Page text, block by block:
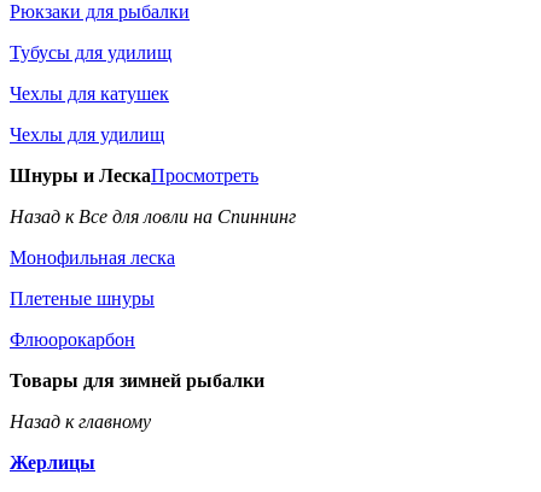
Рюкзаки для рыбалки
Тубусы для удилищ
Чехлы для катушек
Чехлы для удилищ
Шнуры и ЛескаПросмотреть
Назад к Все для ловли на Спиннинг
Монофильная леска
Плетеные шнуры
Флюорокарбон
Товары для зимней рыбалки
Назад к главному
Жерлицы